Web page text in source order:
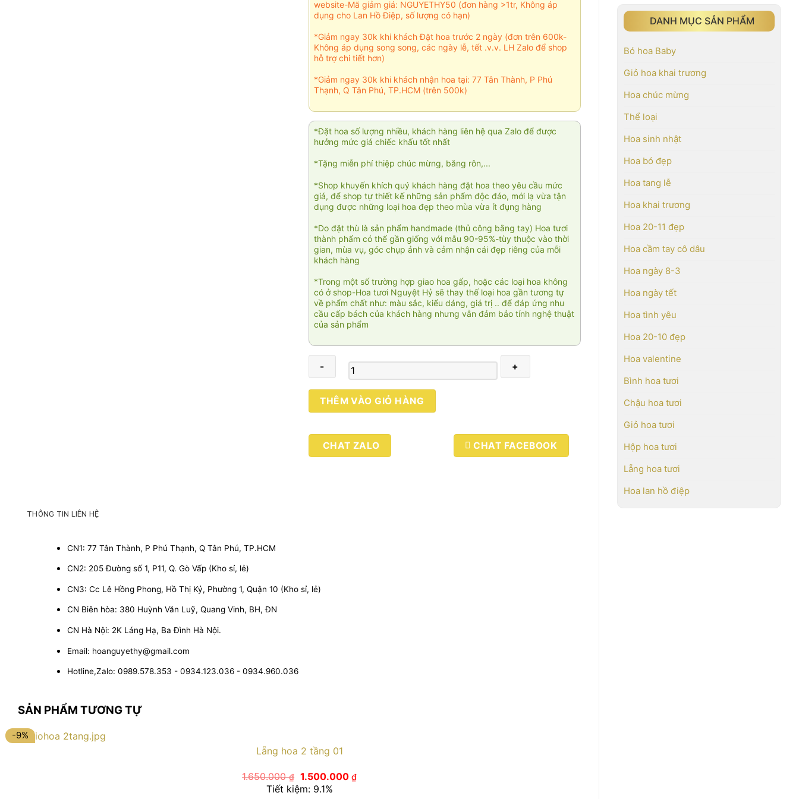
DANH MỤC SẢN PHẨM
Bó hoa Baby
Giỏ hoa khai trương
Hoa chúc mừng
Thể loại
Hoa sinh nhật
Hoa bó đẹp
Hoa tang lễ
Hoa khai trương
Hoa 20-11 đẹp
Hoa cầm tay cô dâu
Hoa ngày 8-3
Hoa ngày tết
Hoa tình yêu
Hoa 20-10 đẹp
Hoa valentine
Bình hoa tươi
Chậu hoa tươi
Giỏ hoa tươi
Hộp hoa tươi
Lẵng hoa tươi
Hoa lan hồ điệp
website-Mã giảm giá: NGUYETHY50 (đơn hàng >1tr, Không áp
dụng cho Lan Hồ Điệp, số lượng có hạn)
*Giảm ngay 30k khi khách Đặt hoa trước 2 ngày (đơn trên 600k-
Không áp dụng song song, các ngày lễ, tết .v.v. LH Zalo để shop
hỗ trợ chi tiết hơn)
*Giảm ngay 30k khi khách nhận hoa tại: 77 Tân Thành, P Phú
Thạnh, Q Tân Phú, TP.HCM (trên 500k)
*Đặt hoa số lượng nhiều, khách hàng liên hệ qua Zalo để được
hưởng mức giá chiếc khấu tốt nhất
*Tặng miễn phí thiệp chúc mừng, băng rôn,...
*Shop khuyến khích quý khách hàng đặt hoa theo yêu cầu mức
giá, để shop tự thiết kế những sản phẩm độc đáo, mới lạ vừa tận
dụng được những loại hoa đẹp theo mùa vừa ít đụng hàng
*Do đặt thù là sản phẩm handmade (thủ công bằng tay) Hoa tươi
thành phẩm có thể gần giống với mẫu 90-95%-tùy thuộc vào thời
gian, mùa vụ, góc chụp ảnh và cảm nhận cái đẹp riêng của mỗi
khách hàng
*Trong một số trường hợp giao hoa gấp, hoặc các loại hoa không
có ở shop-Hoa tươi Nguyệt Hỷ sẽ thay thế loại hoa gần tương tự
về phẩm chất như: màu sắc, kiểu dáng, giá trị .. để đáp ứng nhu
cầu cấp bách của khách hàng nhưng vẫn đảm bảo tính nghệ thuật
của sản phẩm
Hope
01
lượng
THÊM VÀO GIỎ HÀNG
CHAT ZALO CHAT FACEBOOK
THÔNG TIN LIÊN HỆ
CN1: 77 Tân Thành, P Phú Thạnh, Q Tân Phú, TP.HCM
CN2: 205 Đường số 1, P11, Q. Gò Vấp (Kho sỉ, lẻ)
CN3: Cc Lê Hồng Phong, Hồ Thị Kỷ, Phường 1, Quận 10 (Kho sỉ, lẻ)
CN Biên hòa: 380 Huỳnh Văn Luỹ, Quang Vinh, BH, ĐN
CN Hà Nội: 2K Láng Hạ, Ba Đình Hà Nội.
Email: hoanguyethy@gmail.com
Hotline,Zalo: 0989.578.353 - 0934.123.036 - 0934.960.036
SẢN PHẨM TƯƠNG TỰ
-9%
Lẵng hoa 2 tầng 01
1.650.000₫ Giá
gốc
là:
1.500.000 ₫Giá
hiện
Tiết kiệm: 9.1%